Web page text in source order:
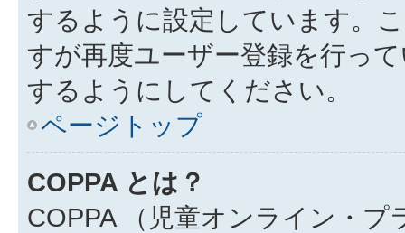
するように設定しています。
すが再度ユーザー登録を行っ
するようにしてください。
ページトップ
COPPA とは？
COPPA （児童オンライン・